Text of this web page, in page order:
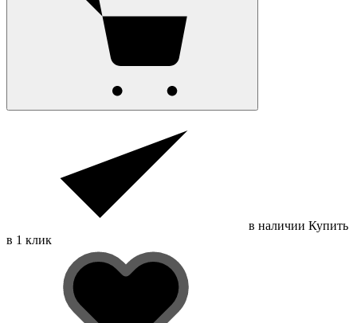
в наличии Купить
в 1 клик